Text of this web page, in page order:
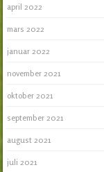
april 2022
mars 2022
januar 2022
november 2021
oktober 2021
september 2021
august 2021
juli 2021